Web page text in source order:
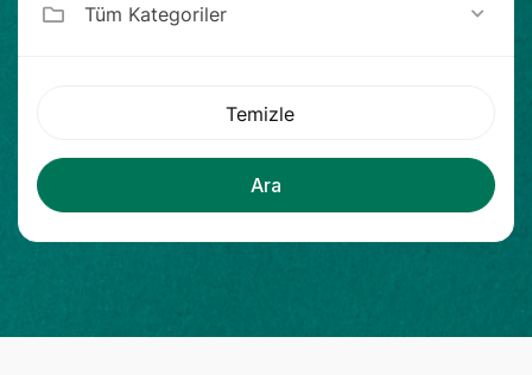
Tüm Kategoriler
Temizle
Ara